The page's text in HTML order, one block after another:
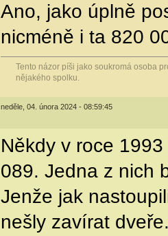
Ano, jako úplně
nicméně i ta 820
Tento názor píši jako soukromá osoba
nějakého spolku.
neděle, 04. února 2024 - 08:59:45
Někdy v roce
089. Jedna z nich
Jenže jak
nešly zavírat